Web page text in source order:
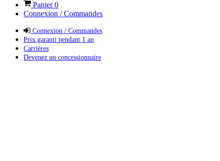
Panier0
Connexion / Commandes
Connexion / Commandes
Prix garanti pendant 1 an
Carrières
Devenez un concessionnaire